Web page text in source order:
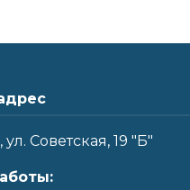
Советская, 19 "Б"